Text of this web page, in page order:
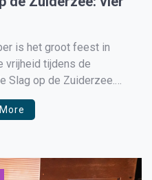
is het groot feest in
vrijheid tijdens de
Slag op de Zuiderzee.
binnenstad van
muziek, theater,